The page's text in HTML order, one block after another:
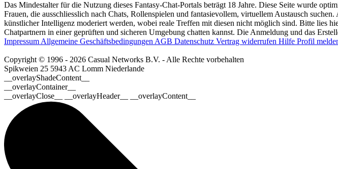
Das Mindestalter für die Nutzung dieses Fantasy-Chat-Portals beträgt 18 Jahre. Diese Seite wurde
Frauen, die ausschliesslich nach Chats, Rollenspielen und fantasievollem, virtuellem Austausch
künstlicher Intelligenz moderiert werden, wobei reale Treffen mit diesen nicht möglich sind. Bitte lies
Chatpartnern in einer geprüften und sicheren Umgebung chatten kannst. Die Anmeldung und das
Impressum Allgemeine Geschäftsbedingungen AGB Datenschutz Vertrag widerrufen Hilfe Profil
Copyright © 1996 - 2026 Casual Networks B.V. - Alle Rechte vorbehalten
Spikweien 25 5943 AC Lomm Niederlande
__overlayShadeContent__
__overlayContainer__
__overlayClose__ __overlayHeader__ __overlayContent__